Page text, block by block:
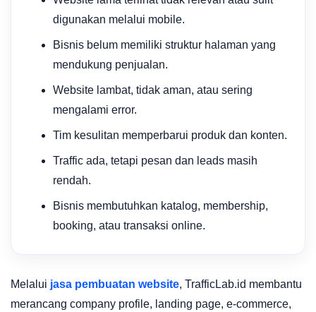
digunakan melalui mobile.
Bisnis belum memiliki struktur halaman yang
mendukung penjualan.
Website lambat, tidak aman, atau sering
mengalami error.
Tim kesulitan memperbarui produk dan konten.
Traffic ada, tetapi pesan dan leads masih
rendah.
Bisnis membutuhkan katalog, membership,
booking, atau transaksi online.
Melalui jasa pembuatan website, TrafficLab.id membantu
merancang company profile, landing page, e-commerce,